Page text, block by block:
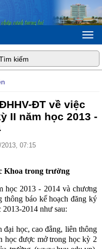
ĐT về việc
II năm học 2013 -
07:15
trong trường
2013 - 2014 và chương
thông báo kế hoạch đăng ký
2014 như sau:
học, cao đẳng, liên thông
học được mở trong học kỳ 2